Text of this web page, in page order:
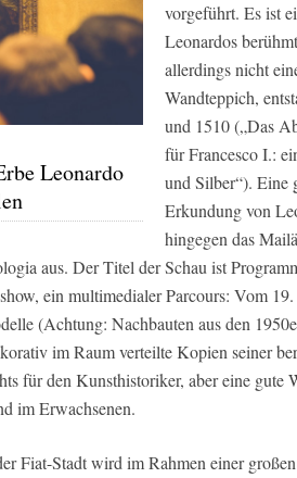
Leonardo
vorgeführt. Es ist
Leonardos
allerdings nicht
Wandteppich,
und 1510 („Das
für Francesco I.:
und Silber“). Eine
Erkundung von
hingegen das
aus. Der Titel der Schau ist
ein multimedialer Parcours: Vom
(Achtung: Nachbauten aus den
im Raum verteilte Kopien seiner
für den Kunsthistoriker, aber eine gute
im Erwachsenen.
Fiat-Stadt wird im Rahmen einer